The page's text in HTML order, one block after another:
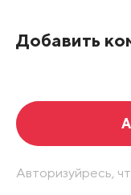
Добавить
Авторизуйресь,